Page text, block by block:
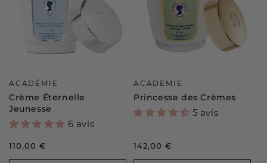
Distributeur :
ACADÉMIE
Crème Éternelle
Jeunesse
6 avis
Prix
110,00 €
Distributeur :
ACADÉMIE
Princesse des Crèmes
5 avis
Prix
142,00 €